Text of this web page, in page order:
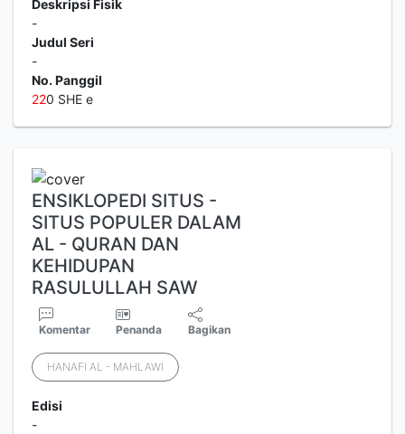
Deskripsi Fisik
-
Judul Seri
-
No. Panggil
220 SHE e
ENSIKLOPEDI SITUS -
SITUS POPULER DALAM
AL - QURAN DAN
KEHIDUPAN
RASULULLAH SAW
Komentar Penanda Bagikan
HANAFI AL - MAHLAWI
Edisi
-